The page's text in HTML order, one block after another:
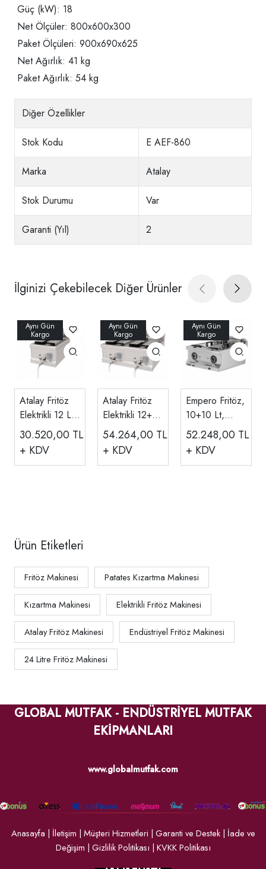
Güç (kW): 18
Net Ölçüler: 800x600x300
Paket Ölçüleri: 900x690x625
Net Ağırlık: 41 kg
Paket Ağırlık: 54 kg
Diğer Özellikler
Stok Kodu E AEF-860
Marka Atalay
Stok Durumu Var
Garanti (Yıl) 2
İlginizi Çekebilecek Diğer Ürünler
Atalay Fritöz
Elektrikli 12 Lt,
40x70x30 Cm
AEF-470
30.520,00 TL
+ KDV
Atalay Fritöz
Elektrikli 12+12
Lt, 80x70x30
Cm AEF-870
54.264,00 TL
+ KDV
Empero Fritöz,
10+10 Lt,
Elektrikli, 380
V 60x63x28
Cm
52.248,00 TL
+ KDV
Ürün Etiketleri
Fritöz Makinesi Patates Kızartma Makinesi
Kızartma Makinesi Elektrikli Fritöz Makinesi
Atalay Fritöz Makinesi Endüstriyel Fritöz Makinesi
24 Litre Fritöz Makinesi
GLOBAL MUTFAK - ENDÜSTRİYEL MUTFAK
EKİPMANLARI
www.globalmutfak.com
Anasayfa | İletişim | Müşteri Hizmetleri | Garanti ve Destek| İade ve
Değişim | Gizlilik Politikası | KVKK Politikası